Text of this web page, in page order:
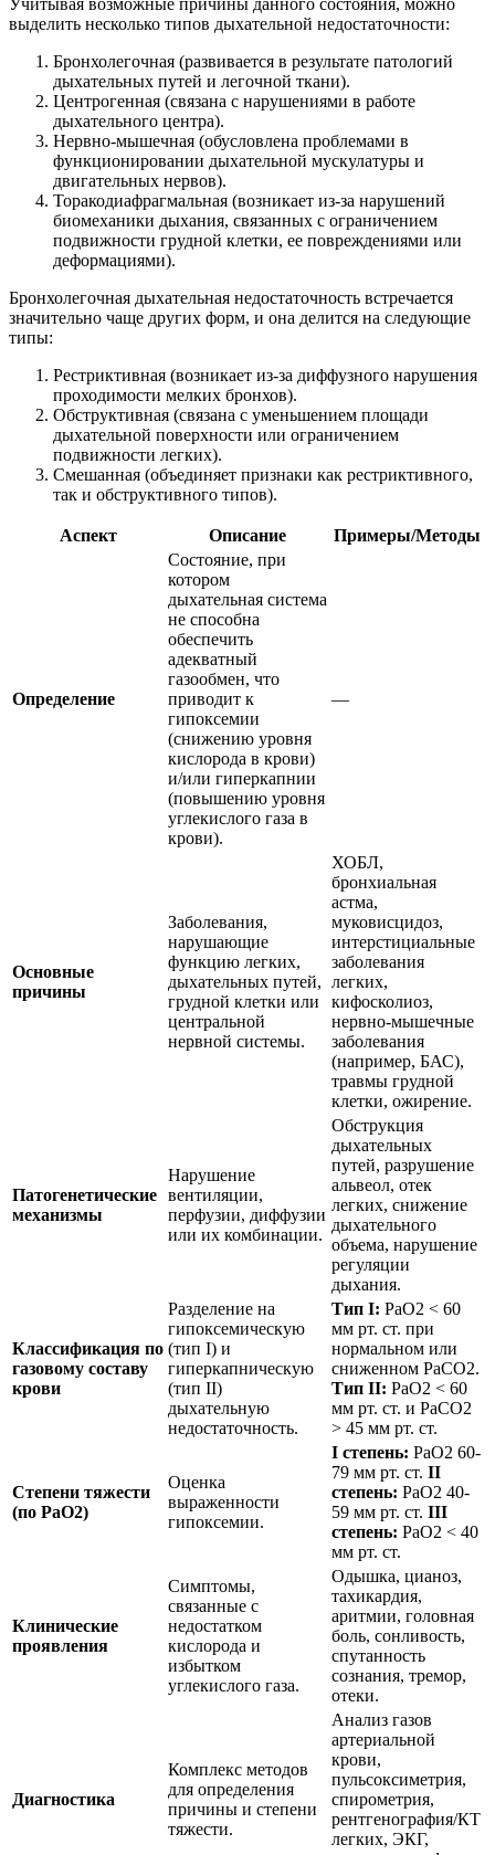
выделить несколько типов дыхательной недостаточности:
Бронхолегочная (развивается в результате патологий
дыхательных путей и легочной ткани).
Центрогенная (связана с нарушениями в работе
дыхательного центра).
Нервно-мышечная (обусловлена проблемами в
функционировании дыхательной мускулатуры и
двигательных нервов).
Торакодиафрагмальная (возникает из-за нарушений
биомеханики дыхания, связанных с ограничением
подвижности грудной клетки, ее повреждениями или
деформациями).
Бронхолегочная дыхательная недостаточность встречается
значительно чаще других форм, и она делится на следующие
типы:
Рестриктивная (возникает из-за диффузного нарушения
проходимости мелких бронхов).
Обструктивная (связана с уменьшением площади
дыхательной поверхности или ограничением
подвижности легких).
Смешанная (объединяет признаки как рестриктивного,
так и обструктивного типов).
Аспект Описание Примеры/Методы
Определение
Состояние, при
котором
дыхательная система
не способна
обеспечить
адекватный
газообмен, что
приводит к
гипоксемии
(снижению уровня
кислорода в крови)
и/или гиперкапнии
(повышению уровня
углекислого газа в
крови).
—
Основные
причины
Заболевания,
нарушающие
функцию легких,
дыхательных путей,
грудной клетки или
центральной
нервной системы.
ХОБЛ,
бронхиальная
астма,
муковисцидоз,
интерстициальные
заболевания
легких,
кифосколиоз,
нервно-мышечные
заболевания
(например, БАС),
травмы грудной
клетки, ожирение.
Патогенетические
механизмы
Нарушение
вентиляции,
перфузии, диффузии
или их комбинации.
Обструкция
дыхательных
путей, разрушение
альвеол, отек
легких, снижение
дыхательного
объема, нарушение
регуляции
дыхания.
Классификация по
газовому составу
крови
Разделение на
гипоксемическую
(тип I) и
гиперкапническую
(тип II)
дыхательную
недостаточность.
Тип I: PaO2 < 60
мм рт. ст. при
нормальном или
сниженном PaCO2.
Тип II: PaO2 < 60
мм рт. ст. и PaCO2
> 45 мм рт. ст.
Степени тяжести
(по PaO2)
Оценка
выраженности
гипоксемии.
I степень: PaO2 60-
79 мм рт. ст. II
степень: PaO2 40-
59 мм рт. ст. III
степень: PaO2 < 40
мм рт. ст.
Клинические
проявления
Симптомы,
связанные с
недостатком
кислорода и
избытком
углекислого газа.
Одышка, цианоз,
тахикардия,
аритмии, головная
боль, сонливость,
спутанность
сознания, тремор,
отеки.
Диагностика
Комплекс методов
для определения
причины и степени
тяжести.
Анализ газов
артериальной
крови,
пульсоксиметрия,
спирометрия,
рентгенография/КТ
легких, ЭКГ,